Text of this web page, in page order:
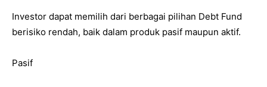
Investor dapat memilih dari berbagai pilihan Debt Fund
berisiko rendah, baik dalam produk pasif maupun aktif.
Pasif